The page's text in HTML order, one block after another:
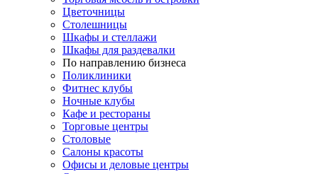
Цветочницы
Столешницы
Шкафы и стеллажи
Шкафы для раздевалки
По направлению бизнеса
Поликлиники
Фитнес клубы
Ночные клубы
Кафе и рестораны
Торговые центры
Столовые
Салоны красоты
Офисы и деловые центры